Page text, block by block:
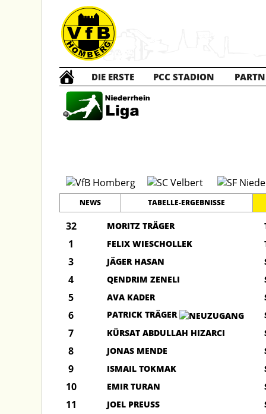
DIE ERSTE PCC STADION
NEWS TABELLE-ERGEBNISSE
32 MORITZ TRÄGER
1 FELIX WIESCHOLLEK
3 JÄGER HASAN
4 QENDRIM ZENELI
5 AVA KADER
6 PATRICK TRÄGER
7 KÜRSAT ABDULLAH HIZARCI
8 JONAS MENDE
9 ISMAIL TOKMAK
10 EMIR TURAN
11 JOEL PREUSS